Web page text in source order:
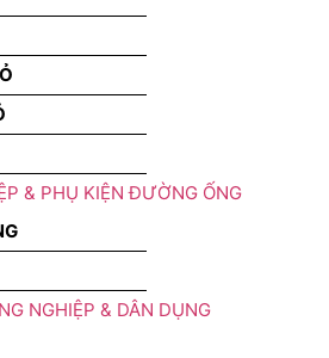
& PHỤ KIỆN ĐƯỜNG ỐNG
NGHIỆP & DÂN DỤNG